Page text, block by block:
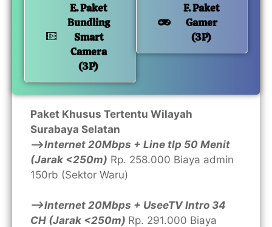
E. Paket
Bundling
Smart
Camera
(3P)
F. Paket
Gamer
(3P)
Paket Khusus Tertentu Wilayah
Surabaya Selatan
—>Internet 20Mbps + Line tlp 50 Menit
(Jarak <250m) Rp. 258.000 Biaya admin
150rb (Sektor Waru)
—>Internet 20Mbps + UseeTV Intro 34
CH (Jarak <250m) Rp. 291.000 Biaya